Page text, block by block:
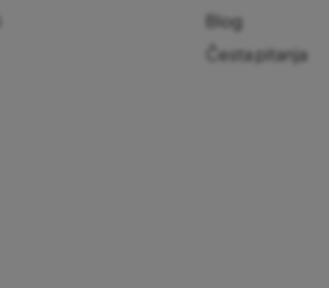
Blog
Česta pitanja